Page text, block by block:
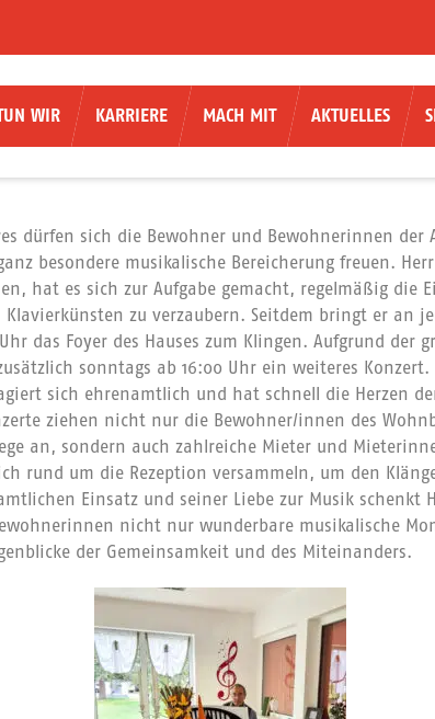
WIR KARRIERE MACH MIT AKTUELLES
dürfen sich die Bewohner und Bewohnerinnen der
besondere musikalische Bereicherung freuen.
hat es sich zur Aufgabe gemacht, regelmäßig die
zu verzaubern. Seitdem bringt er an
das Foyer des Hauses zum Klingen. Aufgrund der
sonntags ab 16:00 Uhr ein weiteres Konzert.
sich ehrenamtlich und hat schnell die Herzen
ziehen nicht nur die Bewohner/innen des
an, sondern auch zahlreiche Mieter und
rund um die Rezeption versammeln, um den
Einsatz und seiner Liebe zur Musik schenkt
nicht nur wunderbare musikalische
der Gemeinsamkeit und des Miteinanders.